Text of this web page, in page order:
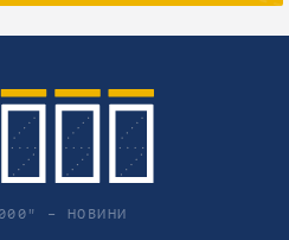
– НОВИНИ